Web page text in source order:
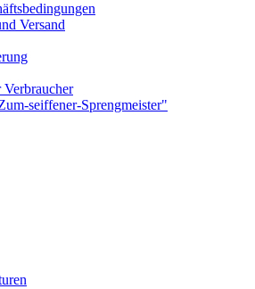
Versand
seiffener-Sprengmeister"